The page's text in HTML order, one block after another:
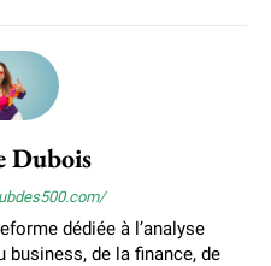
Dubois
dédiée à l’analyse
de la finance, de